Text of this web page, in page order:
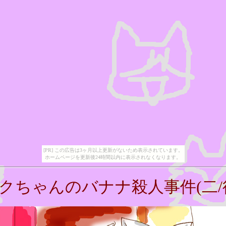
[PR] この広告は3ヶ月以上更新がないため表示されています。
ホームページを更新後24時間以内に表示されなくなります。
ちゃんのバナナ殺人事件(二/